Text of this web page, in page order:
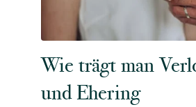
Wie trägt man
und Ehering